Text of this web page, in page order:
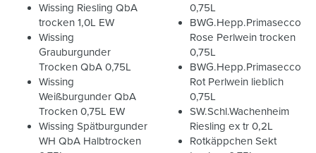
Wissing Riesling QbA
trocken 1,0L EW
Wissing
Grauburgunder
Trocken QbA 0,75L
Wissing
Weißburgunder QbA
Trocken 0,75L EW
Wissing Spätburgunder
WH QbA Halbtrocken
0,75L
BWG.Hepp.Primasecco
Rose Perlwein trocken
0,75L
BWG.Hepp.Primasecco
Rot Perlwein lieblich
0,75L
SW.Schl.Wachenheim
Riesling ex tr 0,2L
Rotkäppchen Sekt